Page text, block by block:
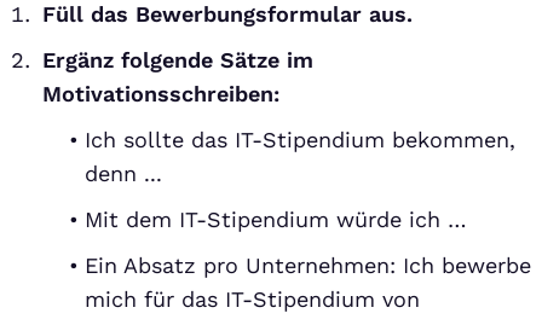
Füll das Bewerbungsformular aus.
Ergänz folgende Sätze im
Motivationsschreiben:
Ich sollte das IT-Stipendium bekommen,
denn ...
Mit dem IT-Stipendium würde ich …
Ein Absatz pro Unternehmen: Ich bewerbe
mich für das IT-Stipendium von